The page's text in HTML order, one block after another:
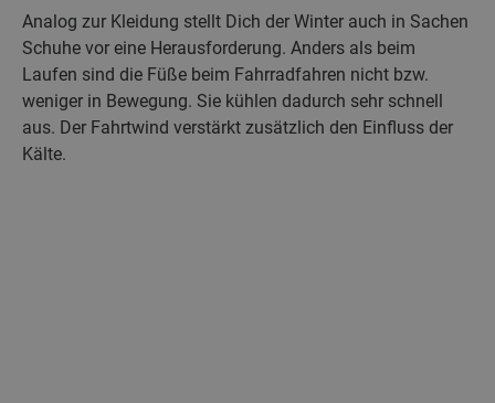
Analog zur Kleidung stellt Dich der Winter auch in Sachen
Schuhe vor eine Herausforderung. Anders als beim
Laufen sind die Füße beim Fahrradfahren nicht bzw.
weniger in Bewegung. Sie kühlen dadurch sehr schnell
aus. Der Fahrtwind verstärkt zusätzlich den Einfluss der
Kälte.